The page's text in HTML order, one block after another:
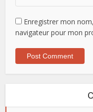
Enregistrer mon
navigateur pour mon